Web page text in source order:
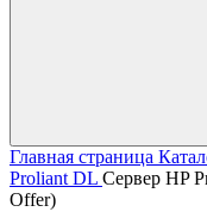
Главная страница
Proliant DL Сервер HP
Offer)